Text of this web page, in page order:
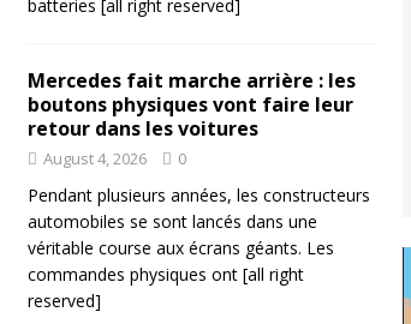
batteries [all right reserved]
Mercedes fait marche arrière : les
boutons physiques vont faire leur
retour dans les voitures
August 4, 2026 0
Pendant plusieurs années, les constructeurs
automobiles se sont lancés dans une
véritable course aux écrans géants. Les
commandes physiques ont [all right
reserved]